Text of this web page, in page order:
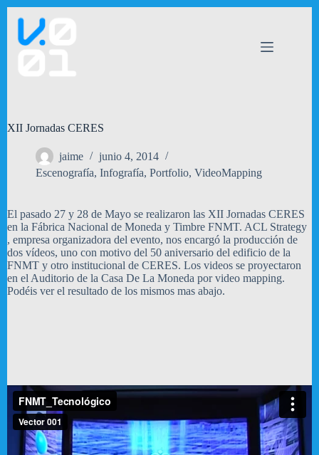
contenido
XII Jornadas CERES
jaime
junio 4, 2014
Escenografía, Infografía, Portfolio, VideoMapping
El pasado 27 y 28 de Mayo se realizaron las XII Jornadas CERES
en la Fábrica Nacional de Moneda y Timbre FNMT. ACL Strategy
, empresa organizadora del evento, nos encargó la producción de
dos vídeos, uno con motivo del 50 aniversario del edificio de la
FNMT y otro institucional de CERES. Los videos se proyectaron
en el Auditorio de la Casa De La Moneda por video mapping.
Podéis ver el resultado de los mismos mas abajo.